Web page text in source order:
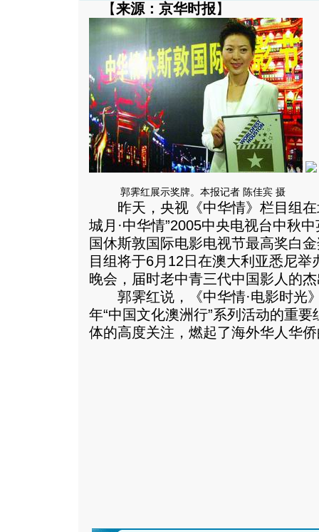
【来源：京华时报】
郭霁红展示奖牌。本报记者 陈佳宾 摄
昨天，央视《中华情》栏目组在
城月·中华情”2005中央电视台中秋
国休斯敦国际电影电视节最高奖白
目组将于6月12日在澳大利亚悉尼举
晚会，届时老中青三代中国影人的
郭霁红说，《中华情·电影时光
年“中国文化澳洲行”系列活动的重
体的高度关注，燃起了海外华人华